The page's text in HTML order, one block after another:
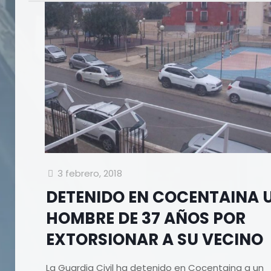
3 febrero, 2018
DETENIDO EN COCENTAINA
HOMBRE DE 37 AÑOS POR
EXTORSIONAR A SU VECINO
La Guardia Civil ha detenido en Cocentaina a un